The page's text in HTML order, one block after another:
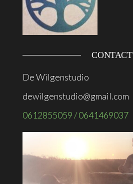
CONTACT
De Wilgenstudio
dewilgenstudio@gmail.com
0612855059 / 0641469037